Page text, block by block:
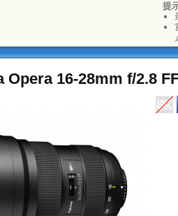
提
Opera 16-28mm f/2.8